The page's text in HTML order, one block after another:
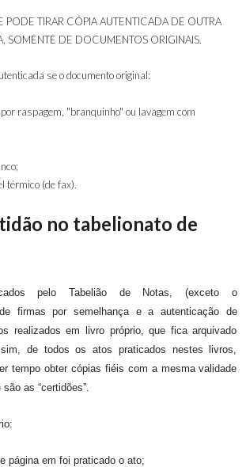
PODE TIRAR CÓPIA AUTENTICADA DE OUTRA
SOMENTE DE DOCUMENTOS ORIGINAIS.
se o documento original:
raspagem, "branquinho" ou lavagem com
térmico (de fax).
no tabelionato de
pelo Tabelião de Notas, (exceto o
de firmas por semelhança e a autenticação de
realizados em livro próprio, que fica arquivado
de todos os atos praticados nestes livros,
tempo obter cópias fiéis com a mesma validade
as “certidões”.
página em foi praticado o ato;